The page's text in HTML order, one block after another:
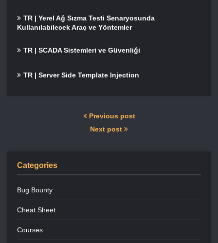
TR | Yerel Ağ Sızma Testi Senaryosunda
Kullanılabilecek Araç ve Yöntemler
TR | SCADA Sistemleri ve Güvenliği
TR | Server Side Template Injection
Previous post
Next post
Categories
Bug Bounty
Cheat Sheet
Courses